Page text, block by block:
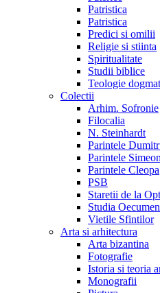
Patristica
Patristica
Predici si omilii
Religie si stiinta
Spiritualitate
Studii biblice
Teologie
Colectii
Arhim. Sofronie
Filocalia
N. Steinhardt
Parintele
Parintele
Parintele Cleopa
PSB
Staretii de la
Studia
Vietile Sfintilor
Arta si arhitectura
Arta bizantina
Fotografie
Istoria si teoria
Monografii